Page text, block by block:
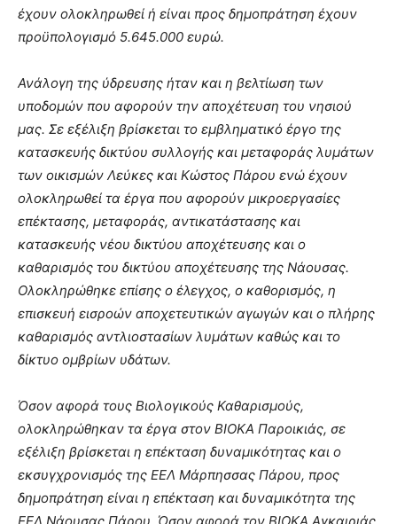
έχουν ολοκληρωθεί ή είναι προς δημοπράτηση έχουν
προϋπολογισμό 5.645.000 ευρώ.
Ανάλογη της ύδρευσης ήταν και η βελτίωση των
υποδομών που αφορούν την αποχέτευση του νησιού
μας. Σε εξέλιξη βρίσκεται το εμβληματικό έργο της
κατασκευής δικτύου συλλογής και μεταφοράς λυμάτων
των οικισμών Λεύκες και Κώστος Πάρου ενώ έχουν
ολοκληρωθεί τα έργα που αφορούν μικροεργασίες
επέκτασης, μεταφοράς, αντικατάστασης και
κατασκευής νέου δικτύου αποχέτευσης και ο
καθαρισμός του δικτύου αποχέτευσης της Νάουσας.
Ολοκληρώθηκε επίσης ο έλεγχος, ο καθορισμός, η
επισκευή εισροών αποχετευτικών αγωγών και ο πλήρης
καθαρισμός αντλιοστασίων λυμάτων καθώς και το
δίκτυο ομβρίων υδάτων.
Όσον αφορά τους Βιολογικούς Καθαρισμούς,
ολοκληρώθηκαν τα έργα στον ΒΙΟΚΑ Παροικιάς, σε
εξέλιξη βρίσκεται η επέκταση δυναμικότητας και ο
εκσυγχρονισμός της ΕΕΛ Μάρπησσας Πάρου, προς
δημοπράτηση είναι η επέκταση και δυναμικότητα της